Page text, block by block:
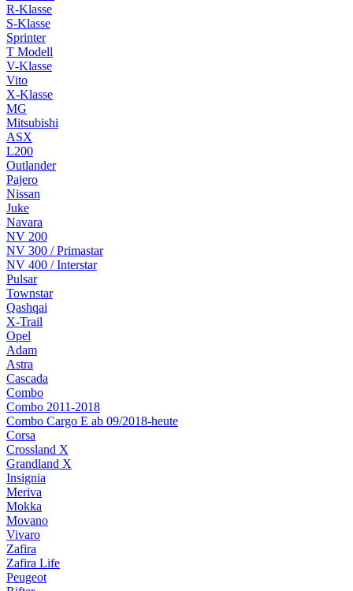
R-Klasse
S-Klasse
Sprinter
T Modell
V-Klasse
Vito
X-Klasse
MG
Mitsubishi
ASX
L200
Outlander
Pajero
Nissan
Juke
Navara
NV 200
NV 300 / Primastar
NV 400 / Interstar
Pulsar
Townstar
Qashqai
X-Trail
Opel
Adam
Astra
Cascada
Combo
Combo 2011-2018
Combo Cargo E ab 09/2018-heute
Corsa
Crossland X
Grandland X
Insignia
Meriva
Mokka
Movano
Vivaro
Zafira
Zafira Life
Peugeot